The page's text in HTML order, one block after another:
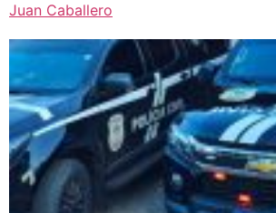
Juan Caballero